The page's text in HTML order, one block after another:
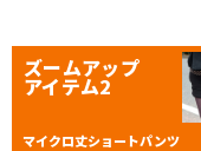
層にじわじわ浸透中。
ズームアップ
アイテム2
マイクロ丈ショートパンツ